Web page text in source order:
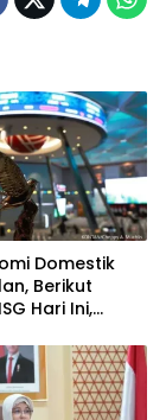
Domestik
Berikut
Hari Ini,